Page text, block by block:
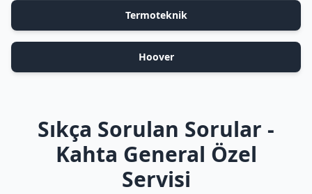
Termoteknik
Hoover
Sıkça Sorulan Sorular -
Kahta General Özel
Servisi